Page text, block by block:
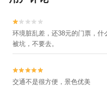


环境脏乱差，还38元的门票，
被坑，不要去。


交通不是很方便，景色优美